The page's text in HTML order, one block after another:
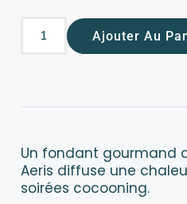
Ajouter Au
Un fondant gourmand
Aeris diffuse une
soirées cocooning.